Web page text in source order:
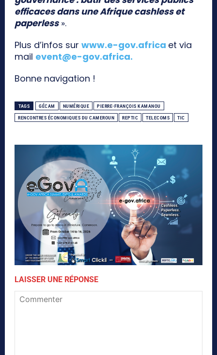
efficaces dans une Afrique cashless et
paperless».
Plus d’infos sur www.e-gov.africa et via
mail event@e-gov.africa.
Bonne navigation !
TAGS GÉCAM NUMÉRIQUE PIERRE-FRANÇOIS KAMANOU
RENCONTRES ÉCONOMIQUES DU CAMEROUN REPTIC TELECOMS TIC
LAISSER UNE RÉPONSE